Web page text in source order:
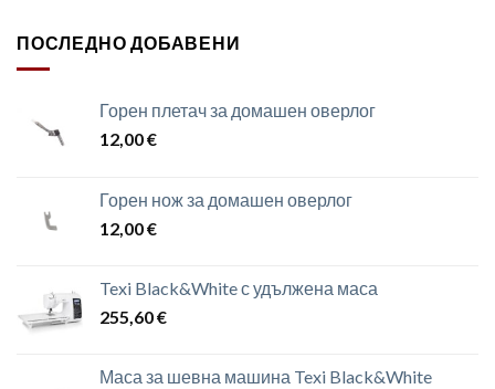
ПОСЛЕДНО ДОБАВЕНИ
Горен плетач за домашен оверлог
12,00€
Горен нож за домашен оверлог
12,00€
Texi Black&White с удължена маса
255,60€
Маса за шевна машина Texi Black&White